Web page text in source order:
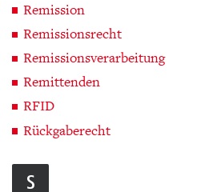
Remission
Remissionsrecht
Remissionsverarbeitung
Remittenden
RFID
Rückgaberecht
S